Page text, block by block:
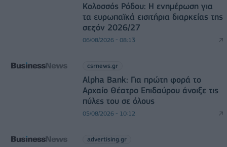
Κολοσσός Ρόδου: Η ενημέρωση για
τα ευρωπαϊκά εισιτήρια διαρκείας της
σεζόν 2026/27
06/08/2026 - 08:13
csrnews.gr
Alpha Bank: Για πρώτη φορά το
Αρχαίο Θέατρο Επιδαύρου άνοιξε τις
πύλες του σε όλους
05/08/2026 - 10:12
advertising.gr